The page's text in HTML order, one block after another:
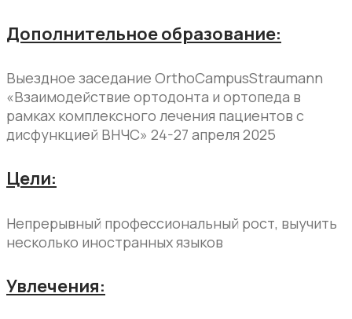
Дополнительное образование:
Выездное заседание OrthoCampusStraumann
«Взаимодействие ортодонта и ортопеда в
рамках комплексного лечения пациентов с
дисфункцией ВНЧС» 24-27 апреля 2025
Цели:
Непрерывный профессиональный рост, выучить
несколько иностранных языков
Увлечения: